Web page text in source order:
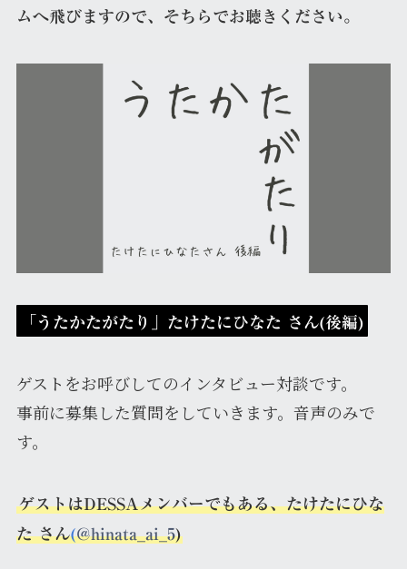
ムへ飛びますので、そちらでお聴きください。
「うたかたがたり」たけたにひなた さん(後編)
ゲストをお呼びしてのインタビュー対談です。
事前に募集した質問をしていきます。音声のみで
す。
ゲストはDESSAメンバーでもある、たけたにひな
た さん(@hinata_ai_5)